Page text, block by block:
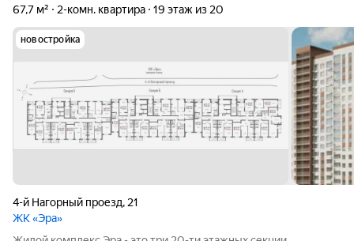
67,7 м² 2-комн. квартира 19 этаж из 20
новостройка
4-й Нагорный проезд, 21
ЖК «Эра»